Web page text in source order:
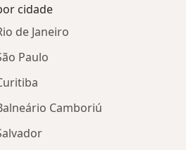
cidade
de Janeiro
Paulo
Camboriú